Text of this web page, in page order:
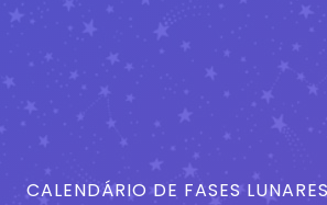
CALENDÁRIO DE FASES